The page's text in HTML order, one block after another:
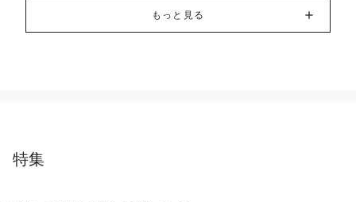
もっと見る
特集